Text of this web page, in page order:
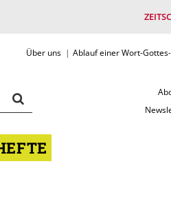
Über uns Ablauf einer Wort-